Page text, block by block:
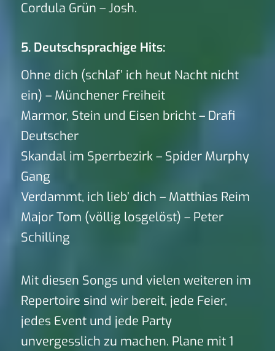
Cordula Grün – Josh.
5. Deutschsprachige Hits:
Ohne dich (schlaf’ ich heut Nacht nicht
ein) – Münchener Freiheit
Marmor, Stein und Eisen bricht – Drafi
Deutscher
Skandal im Sperrbezirk – Spider Murphy
Gang
Verdammt, ich lieb’ dich – Matthias Reim
Major Tom (völlig losgelöst) – Peter
Schilling
Mit diesen Songs und vielen weiteren im
Repertoire sind wir bereit, jede Feier,
jedes Event und jede Party
unvergesslich zu machen. Plane mit 1